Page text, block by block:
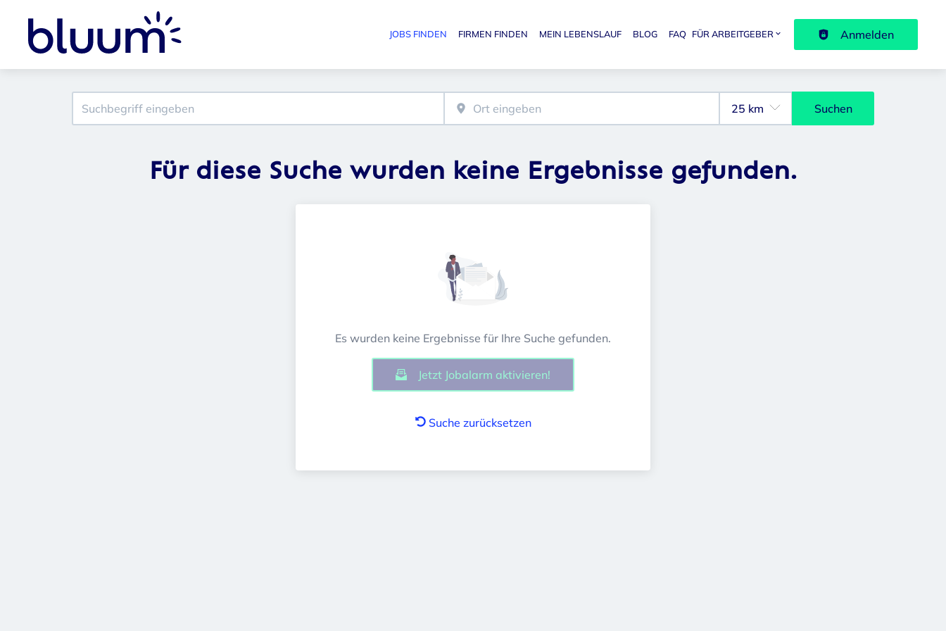
Haupt-Navigation
JOBS FINDEN FIRMEN FINDEN MEIN LEBENSLAUF BLOG FAQ FÜR ARBEITGEBER Anmelden
Suchen
Für diese Suche wurden keine Ergebnisse gefunden.
Es wurden keine Ergebnisse für Ihre Suche gefunden.
Jetzt Jobalarm aktivieren!
Suche zurücksetzen